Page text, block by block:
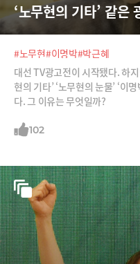
‘노무현의 기타’ 같은
#노무현#이명박#박근혜
대선 TV광고전이 시작됐다. 하
현의 기타’ ‘노무현의 눈물’ ‘이
다. 그 이유는 무엇일까?
102